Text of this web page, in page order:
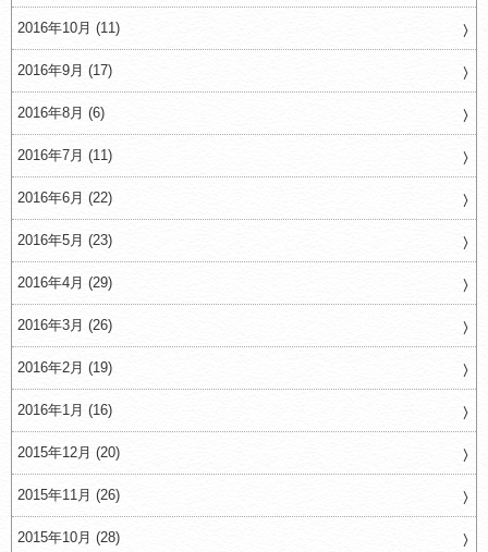
2016年10月 (11)
2016年9月 (17)
2016年8月 (6)
2016年7月 (11)
2016年6月 (22)
2016年5月 (23)
2016年4月 (29)
2016年3月 (26)
2016年2月 (19)
2016年1月 (16)
2015年12月 (20)
2015年11月 (26)
2015年10月 (28)